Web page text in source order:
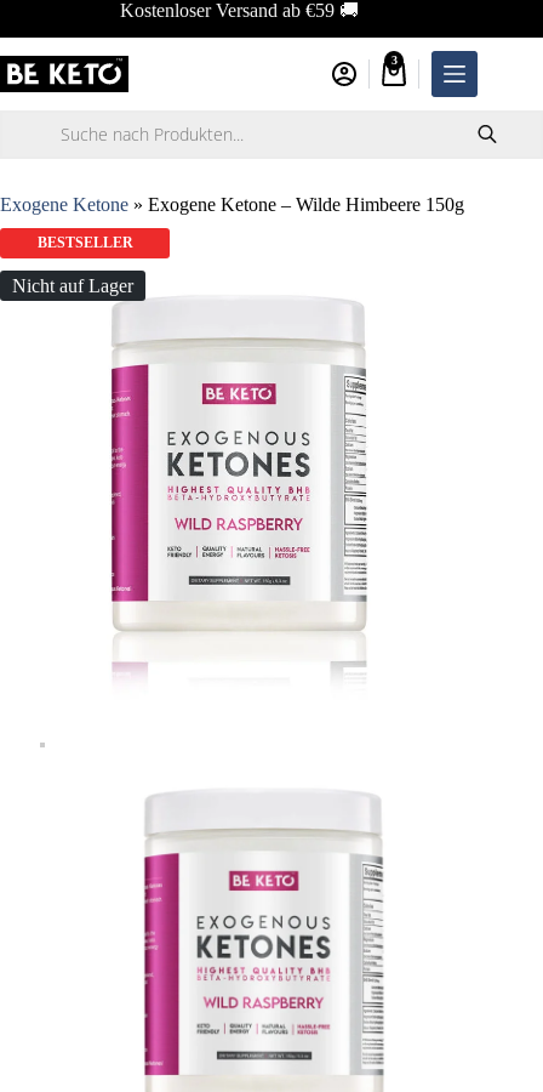
springen
Kostenloser Versand ab €59 🚚
Warenkorb
3
Exogene Ketone » Exogene Ketone – Wilde Himbeere 150g
BESTSELLER
Nicht auf Lager